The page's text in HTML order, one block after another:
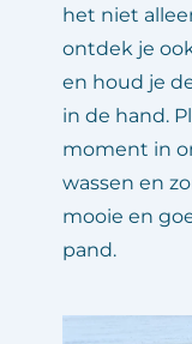
het niet
ontdek je
en houd je
in de hand.
moment in
wassen en
mooie en
pand.